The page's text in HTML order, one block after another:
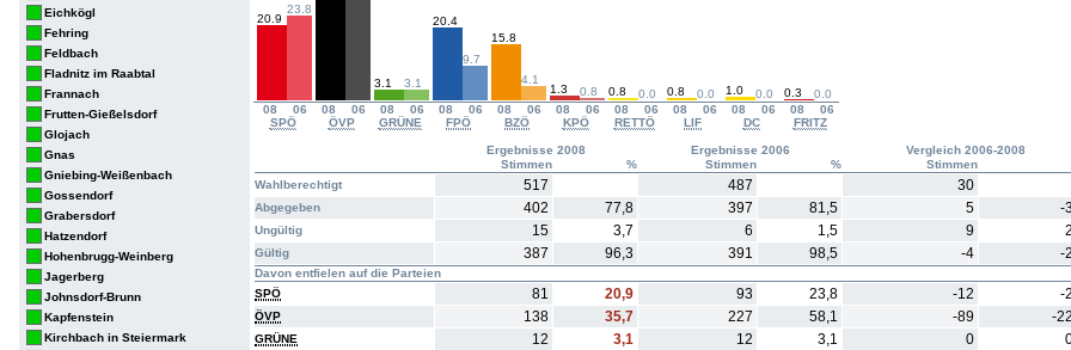
Eichkögl
Fehring
Feldbach
Fladnitz im Raabtal
Frannach
Frutten-Gießelsdorf
Glojach
Gnas
Gniebing-Weißenbach
Gossendorf
Grabersdorf
Hatzendorf
Hohenbrugg-Weinberg
Jagerberg
Johnsdorf-Brunn
Kapfenstein
Kirchbach in Steiermark
08 06 08 06 08 06 08 06 08 06 08 06 08 06 08 06 08 06 08
06
SPÖ
ÖVP GRÜNE FPÖ BZÖ KPÖ RETTÖ LIF DC FRITZ
20.9
23.8
3.1 3.1
20.4
9.7
15.8
4.1
1.3 0.8 0.8 0.0 0.8 0.0 1.0 0.0 0.3 0.0
Ergebnisse 2008 Ergebnisse 2006
Vergleich 2006-2008
Stimmen
% Stimmen % Stimmen
Wahlberechtigt
517 487 30
Abgegeben 402 77,8 397 81,5 5 -
Ungültig 15 3,7 6 1,5 9
Gültig 387 96,3 391 98,5 -4 -
Davon entfielen auf die Parteien
SPÖ
81 20,9 93 23,8 -12 -
ÖVP 138 35,7 227 58,1 -89 -
GRÜNE 12 3,1 12 3,1 0